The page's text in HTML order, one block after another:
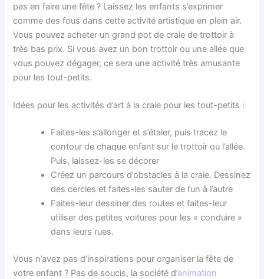
pas en faire une fête ? Laissez les enfants s’exprimer
comme des fous dans cette activité artistique en plein air.
Vous pouvez acheter un grand pot de craie de trottoir à
très bas prix. Si vous avez un bon trottoir ou une allée que
vous pouvez dégager, ce sera une activité très amusante
pour les tout-petits.
Idées pour les activités d’art à la craie pour les tout-petits :
Faites-les s’allonger et s’étaler, puis tracez le
contour de chaque enfant sur le trottoir ou l’allée.
Puis, laissez-les se décorer
Créez un parcours d’obstacles à la craie. Dessinez
des cercles et faites-les sauter de l’un à l’autre
Faites-leur dessiner des routes et faites-leur
utiliser des petites voitures pour les « conduire »
dans leurs rues.
Vous n’avez pas d’inspirations pour organiser la fête de
votre enfant ? Pas de soucis, la société d’animation